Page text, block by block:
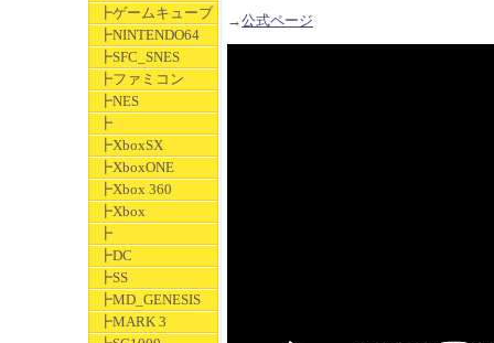
┣ゲームキューブ
┣NINTENDO64
┣SFC_SNES
┣ファミコン
┣NES
┣
┣XboxSX
┣XboxONE
┣Xbox 360
┣Xbox
┣
┣DC
┣SS
┣MD_GENESIS
┣MARK 3
→公式ページ